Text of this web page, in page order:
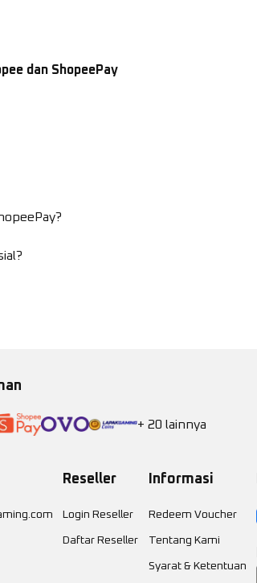
dan ShopeePay
+ 20 lainnya
Reseller
Login Reseller
Daftar Reseller
Informasi
Redeem Voucher
Tentang Kami
Syarat & Ketentuan